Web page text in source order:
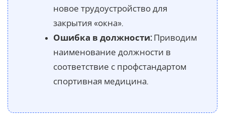
новое трудоустройство для
закрытия «окна».
Ошибка в должности:Приводим
наименование должности в
соответствие с профстандартом
спортивная медицина.